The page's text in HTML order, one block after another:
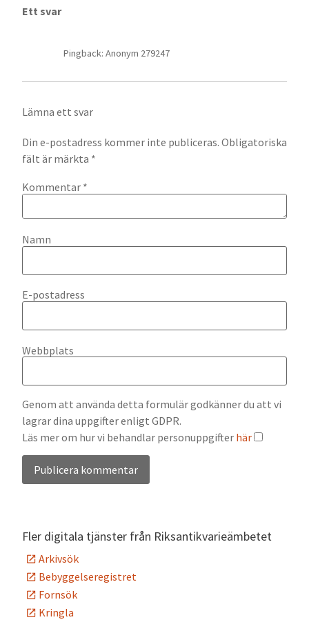
Ett svar
Pingback: Anonym 279247
Lämna ett svar
Din e-postadress kommer inte publiceras. Obligatoriska
fält är märkta *
Kommentar *
Namn
E-postadress
Webbplats
Genom att använda detta formulär godkänner du att vi
lagrar dina uppgifter enligt GDPR.
Läs mer om hur vi behandlar personuppgifter här
Fler digitala tjänster från Riksantikvarieämbetet
Arkivsök
Bebyggelseregistret
Fornsök
Kringla